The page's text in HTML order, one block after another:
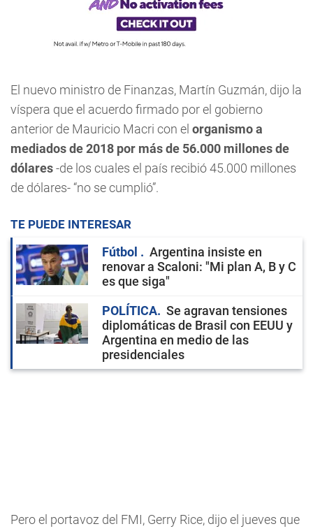
El nuevo ministro de Finanzas, Martín Guzmán, dijo la
víspera que el acuerdo firmado por el gobierno
anterior de Mauricio Macri con el organismo a
mediados de 2018 por más de 56.000 millones de
dólares-de los cuales el país recibió 45.000 millones
de dólares- “no se cumplió”.
TE PUEDE INTERESAR
Fútbol
Argentina insiste en
renovar a Scaloni: "Mi plan A, B y C
es que siga"
POLÍTICA
Se agravan tensiones
diplomáticas de Brasil con EEUU y
Argentina en medio de las
presidenciales
Pero el portavoz del FMI, Gerry Rice, dijo el jueves que